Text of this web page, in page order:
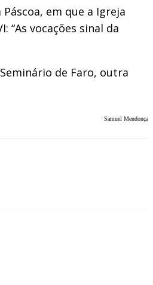
em que a Igreja
“As vocações sinal da
de Faro, outra
Samuel Mendonça